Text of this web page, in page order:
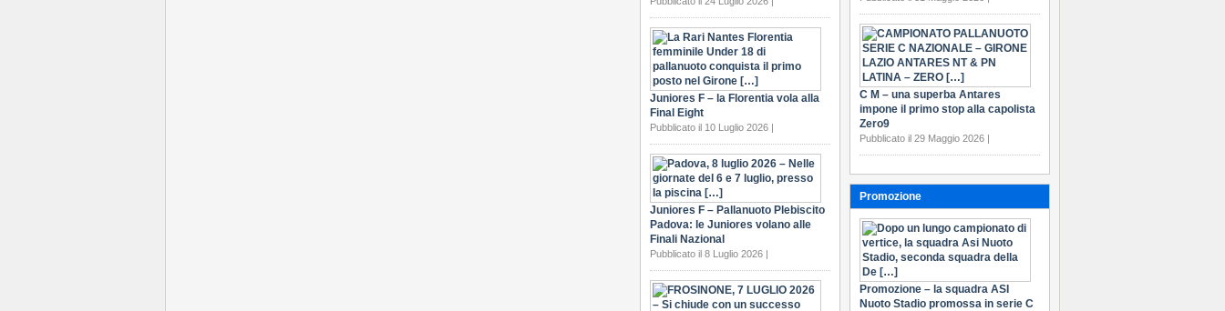
C M – una superba Antares
impone il primo stop alla capolista
Zero9
Pubblicato il 29 Maggio 2026 |
Promozione
Promozione – la squadra ASI
Nuoto Stadio promossa in serie C
Juniores F – la Florentia vola alla
Final Eight
Pubblicato il 10 Luglio 2026 |
Juniores F – Pallanuoto Plebiscito
Padova: le Juniores volano alle
Finali Nazional
Pubblicato il 8 Luglio 2026 |